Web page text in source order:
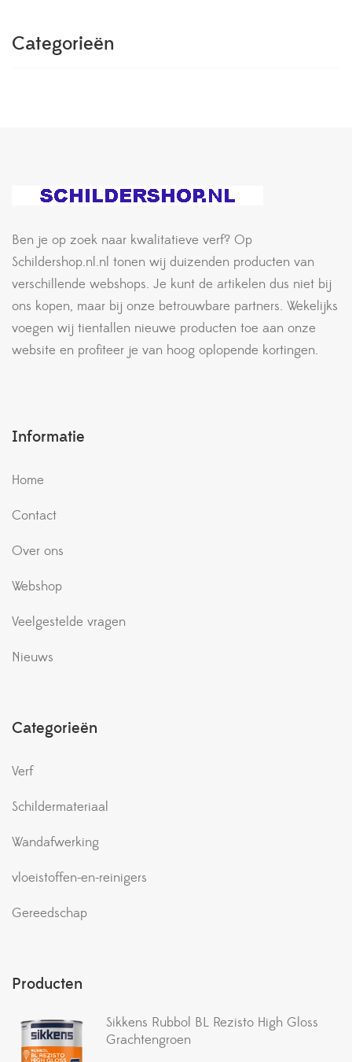
Categorieën
Ben je op zoek naar kwalitatieve verf? Op
Schildershop.nl.nl tonen wij duizenden producten van
verschillende webshops. Je kunt de artikelen dus niet bij
ons kopen, maar bij onze betrouwbare partners. Wekelijks
voegen wij tientallen nieuwe producten toe aan onze
website en profiteer je van hoog oplopende kortingen.
Informatie
Home
Contact
Over ons
Webshop
Veelgestelde vragen
Nieuws
Categorieën
Verf
Schildermateriaal
Wandafwerking
vloeistoffen-en-reinigers
Gereedschap
Producten
Sikkens Rubbol BL Rezisto High Gloss
Grachtengroen